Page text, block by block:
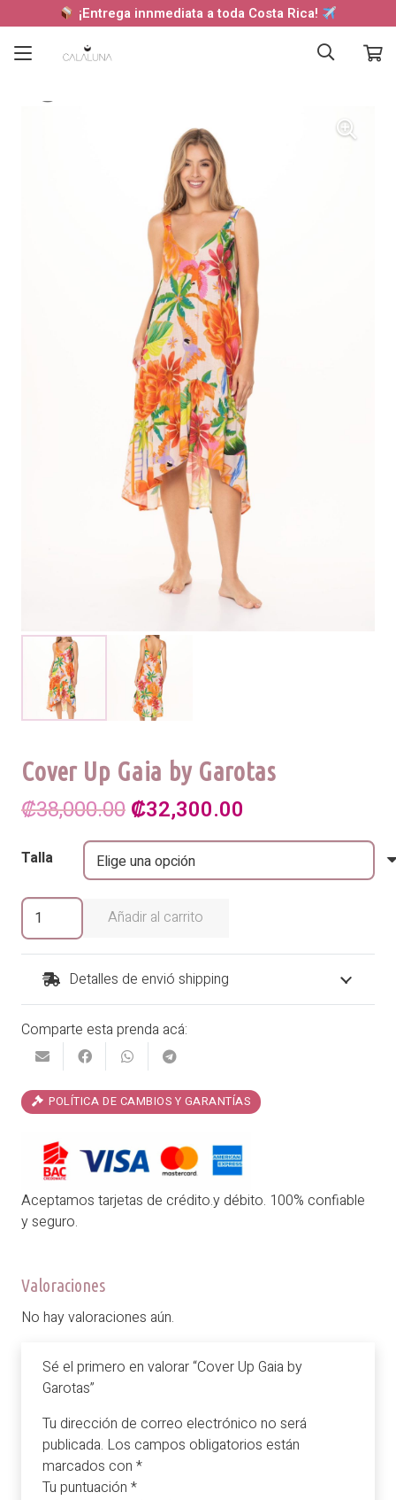
¡Entrega innmediata a toda Costa Rica!
Cover Up Gaia by Garotas
₡38,000.00 El
precio
original
era:
₡32,300.00
precio
actual
Talla
Cover
Gaia
Garotas
Añadir al carrito
Detalles de envió shipping
Comparte esta prenda acá:
POLÍTICA DE CAMBIOS Y GARANTÍAS
Aceptamos tarjetas de crédito.y débito. 100% confiable
y seguro.
Valoraciones
No hay valoraciones aún.
Sé el primero en valorar “Cover Up Gaia by
Garotas”
Tu dirección de correo electrónico no será
publicada. Los campos obligatorios están
marcados con *
Tu puntuación *